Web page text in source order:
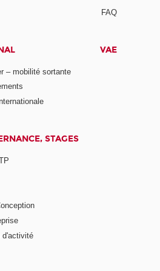
FAQ
– mobilité sortante
VAE
STAGES
d'activité